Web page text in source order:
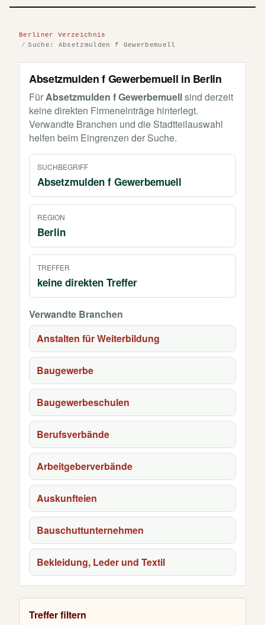
Berliner Verzeichnis
Suche: Absetzmulden f Gewerbemuell
Absetzmulden f Gewerbemuell in Berlin
FürAbsetzmulden f Gewerbemuellsind derzeit
keine direkten Firmeneinträge hinterlegt.
Verwandte Branchen und die Stadtteilauswahl
helfen beim Eingrenzen der Suche.
SUCHBEGRIFF
Absetzmulden f Gewerbemuell
REGION
Berlin
TREFFER
keine direkten Treffer
Verwandte Branchen
Anstalten für Weiterbildung
Baugewerbe
Baugewerbeschulen
Berufsverbände
Arbeitgeberverbände
Auskunfteien
Bauschuttunternehmen
Bekleidung, Leder und Textil
Treffer filtern